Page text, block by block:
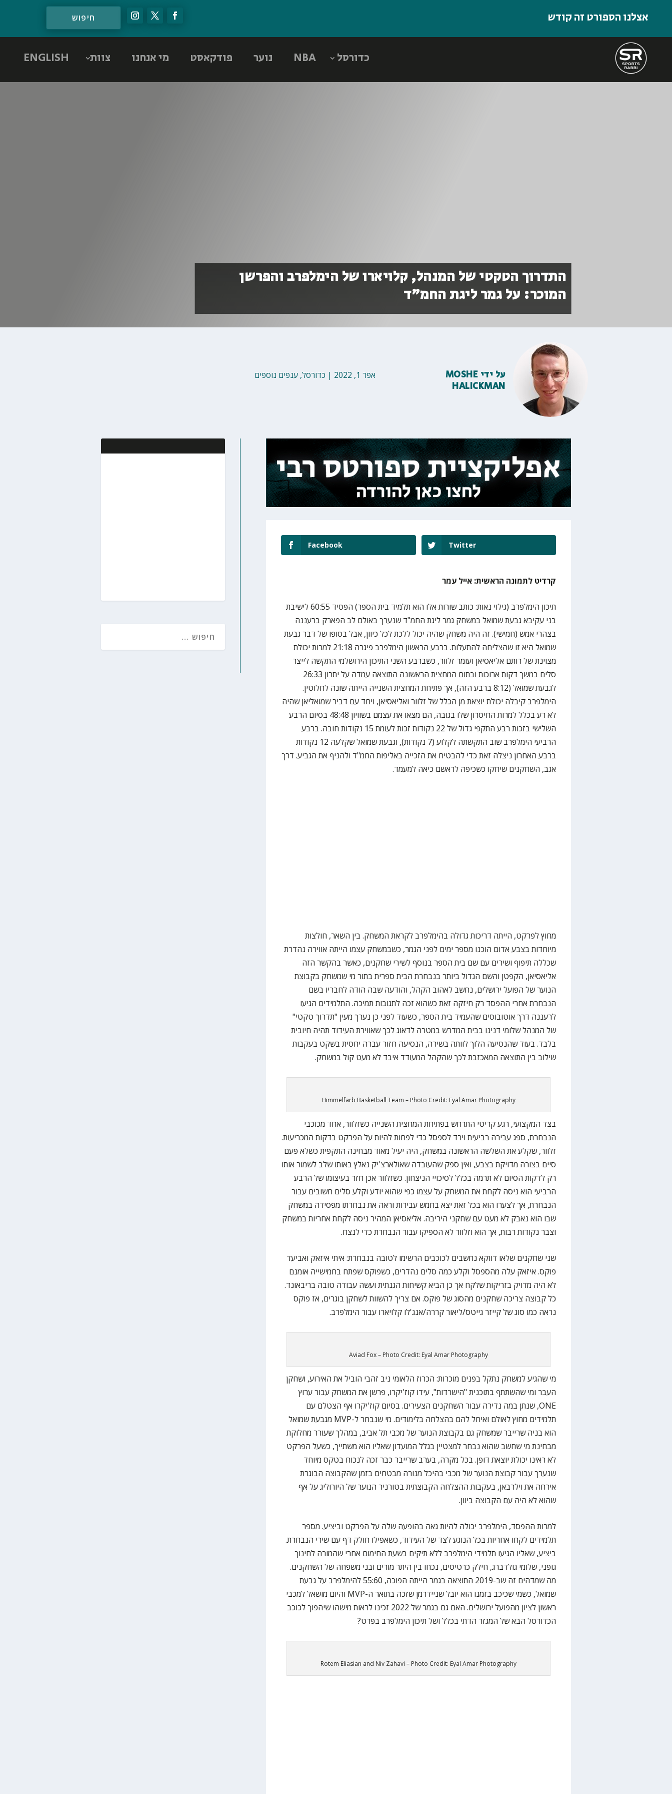
אצלנו הספורט זה קודש
כדורסל NBA נוער פודקאסט מי אנחנו צוות ENGLISH
התדרוך הטקטי של המנהל, קלויארו של הימלפרב והפרשן
המוכר: על גמר ליגת החמ"ד
אפר 1, 2022 | כדורסל,ענפים נוספים על ידי MOSHE
HALICKMAN
Facebook Twitter
קרדיט לתמונה הראשית: אייל עמר
תיכון הימלפרב (גילוי נאות: כותב שורות אלו הוא תלמיד בית הספר) הפסיד 60:55 לישיבת
בני עקיבא גבעת שמואל במשחק גמר ליגת החמ"ד שנערך באולם לב הפארק ברעננה
בצהרי אמש (חמישי). זה היה משחק שהיה יכול ללכת לכל כיוון, אבל בסופו של דבר גבעת
שמואל היא זו שהצליחה להתעלות. ברבע הראשון הימלפרב פיגרה 21:18 למרות יכולת
מצוינת של רותם אליאסיאן ועומר זלוור, כשברבע השני התיכון הירושלמי התקשה לייצר
סלים במשך דקות ארוכות ובתום המחצית הראשונה התוצאה עמדה על יתרון 26:33
לגבעת שמואל (8:12 ברבע הזה), אך פתיחת המחצית השנייה הייתה שונה לחלוטין.
הימלפרב קיבלה יכולת יוצאת מן הכלל של זלוור ואליאסיאן, ויחד עם דביר שמואליאן שהיה
לא רע בכלל למרות החיסרון שלו בגובה, הם מצאו את עצמם בשוויון 48:48 בסיום הרבע
השלישי בזכות רבע התקפי גדול של 22 נקודות זכות לעומת 15 נקודות חובה. ברבע
הרביעי הימלפרב שוב התקשתה לקלוע (7 נקודות), וגבעת שמואל שקלעה 12 נקודות
ברבע האחרון ניצלה זאת כדי להבטיח את הזכייה באליפות החמ"ד ולהניף את הגביע. דרך
אגב, השחקנים שיחקו כשכיפה לראשם כיאה למעמד.
מחוץ לפרקט, הייתה דריכות גדולה בהימלפרב לקראת המשחק. בין השאר, חולצות
מיוחדות בצבע אדום הוכנו מספר ימים לפני הגמר, כשבמשחק עצמו הייתה אווירה נהדרת
שכללה תיפוף ושירים עם שם בית הספר בנוסף לשירי שחקנים, כאשר בהקשר הזה
אליאסיאן, הקפטן והשם הגדול ביותר בנבחרת הבית ספרית בתור מי שמשחק בקבוצת
הנוער של הפועל ירושלים, נחשב לאהוב הקהל, והודעה שבה הודה לחבריו בשם
הנבחרת אחרי ההפסד רק חיזקה זאת כשהוא זכה לתגובות תמיכה. התלמידים הגיעו
לרעננה דרך אוטובוסים שהעמיד בית הספר, כשעוד לפני כן נערך מעין "תדרוך טקטי"
של המנהל שלומי דנינו בבית המדרש במטרה לדאוג לכך שאווירת העידוד תהיה חיובית
בלבד. בעוד שהנסיעה הלוך לוותה בשירה, הנסיעה חזור עברה יחסית בשקט בעקבות
שילוב בין התוצאה המאכזבת לכך שהקהל המעודד איבד לא מעט קול במשחק.
Himmelfarb Basketball Team – Photo Credit: Eyal Amar Photography
בצד המקצועי, רגע קריטי התרחש בפתיחת המחצית השנייה כשזלוור, אחד מכוכבי
הנבחרת, ספג עבירה רביעית וירד לספסל כדי לפחות להיות על הפרקט בדקות המכריעות.
זלוור, שקלע את השלשה הראשונה במשחק, היה יעיל מאוד מבחינה התקפית כשלא פעם
סיים בצורה מדויקת בצבע, ואין ספק שהעובדה שאולארצ'יק נאלץ באותו שלב לשמור אותו
רק לדקות הסיום לא תרמה בכלל לסיכויי הניצחון. כשזלוור אכן חזר בעיצומו של הרבע
הרביעי הוא ניסה לקחת את המשחק על עצמו כפי שהוא יודע וקלע סלים חשובים עבור
הנבחרת, אך לצערו הוא בכל זאת יצא בחמש עבירות וראה את נבחרתו מפסידה במשחק
שבו הוא נאבק לא מעט עם שחקני היריבה. אליאסיאן המהיר ניסה לקחת אחריות במשחק
וצבר נקודות רבות, אך הוא וזלוור לא הספיקו עבור הנבחרת כדי לנצח.
שני שחקנים שלאו דווקא נחשבים לכוכבים הרשימו לטובה בנבחרת: איתי איזאק ואביעד
פוקס. איזאק עלה מהספסל וקלע כמה סלים נהדרים, כשפוקס שפתח בחמישייה אומנם
לא היה מדויק בזריקות שלקח אך כן הביא קשיחות הגנתית ועשה עבודה טובה בריבאונד.
כל קבוצה צריכה שחקנים מהסוג של פוקס. אם צריך להשוות לשחקן בוגרים, אז פוקס
נראה כמו סוג של קייזר גייטס/ליאור קררה/אנג'לו קלויארו עבור הימלפרב.
Aviad Fox – Photo Credit: Eyal Amar Photography
מי שהגיע למשחק נתקל בפנים מוכרות: הכרוז הלאומי ניב זהבי הוביל את האירוע, ושחקן
העבר ומי שהשתתף בתוכנית "הישרדות", עידו קוז'יקרו, פרשן את המשחק עבור ערוץ
ONE, שנתן במה נדירה עבור השחקנים הצעירים. בסיום קוז'יקרו אף הצטלם עם
תלמידים מחוץ לאולם ואיחל להם בהצלחה בלימודים. מי שנבחר ל-MVP מגבעת שמואל
הוא בניה שרייבר שמשחק גם בקבוצת הנוער של מכבי תל אביב, במהלך שעורר מחלוקת
מבחינת מי שחשב שהוא נבחר למצטיין בגלל המועדון שאליו הוא משתייך, כשעל הפרקט
לא ראינו יכולת יוצאת דופן. בכל מקרה, בערב שרייבר כבר זכה לנכוח בטקס מיוחד
שנערך עבור קבוצת הנוער של מכבי בהיכל מנורה מבטחים בזמן שהקבוצה הבוגרת
אירחה את וילרבאן, בעקבות ההצלחה הקבוצתית בטורניר הנוער של היורוליג על אף
שהוא לא היה עם הקבוצה ביוון.
למרות ההפסד, הימלפרב יכולה להיות גאה בהופעה שלה על הפרקט וביציע. מספר
תלמידים לקחו אחריות בכל הנוגע לצד של העידוד, כשאפילו חולק דף עם שירי הנבחרת.
ביציע, שאליו הגיעו תלמידי הימלפרב ללא תיקים בשעת החימום אחרי שהמורה לחינוך
גופני, שלומי גולדברג, חילק כרטיסים, נכחו בין היתר מורים ובני משפחה של השחקנים.
מה שמדהים זה שב-2019 התוצאה בגמר הייתה הפוכה, 55:60 להימלפרב על גבעת
שמואל, כשמי שכיכב בזמנו הוא יובל שניידרמן שזכה בתואר ה-MVP והיום מושאל למכבי
ראשון לציון מהפועל ירושלים. האם גם בגמר של 2022 זכינו לראות מישהו שיהפוך לכוכב
הכדורסל הבא של המגזר הדתי בכלל ושל תיכון הימלפרב בפרט?
Rotem Eliasian and Niv Zahavi – Photo Credit: Eyal Amar Photography